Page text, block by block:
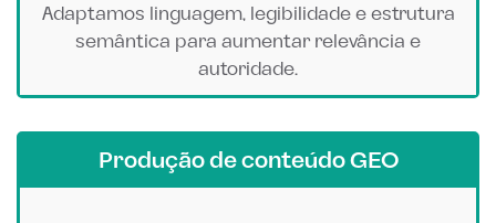
Adaptamos linguagem, legibilidade e estrutura
semântica para aumentar relevância e
autoridade.
Produção de conteúdo GEO